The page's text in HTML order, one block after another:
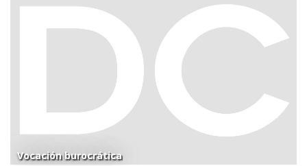
Vocación burocrática